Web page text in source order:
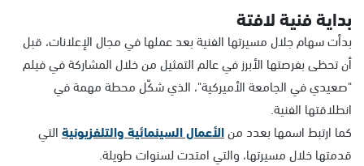
بداية فنية لافتة
بدأت سهام جلال مسيرتها الفنية بعد عملها في مجال الإعلانات، قبل
أن تحظى بفرصتها الأبرز في عالم التمثيل من خلال المشاركة في فيلم
"صعيدي في الجامعة الأميركية"، الذي شكّل محطة مهمة في
انطلاقتها الفنية.
كما ارتبط اسمها بعدد منالأعمال السينمائية والتلفزيونيةالتي
قدمتها خلال مسيرتها، والتي امتدت لسنوات طويلة.